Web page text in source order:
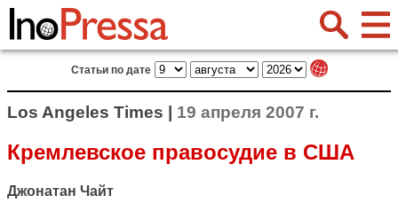
Статьи по дате
Los Angeles Times | 19 апреля 2007 г.
Кремлевское правосудие в США
Джонатан Чайт